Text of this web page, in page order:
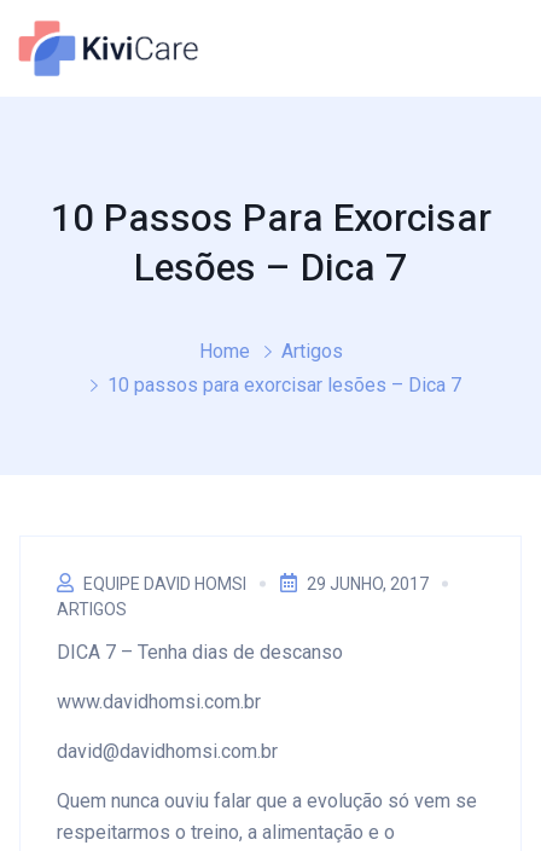
10 Passos Para Exorcisar
Lesões – Dica 7
Home
Artigos
10 passos para exorcisar lesões – Dica 7
EQUIPE DAVID HOMSI
29 JUNHO, 2017
ARTIGOS
DICA 7 – Tenha dias de descanso
www.davidhomsi.com.br
david@davidhomsi.com.br
Quem nunca ouviu falar que a evolução só vem se
respeitarmos o treino, a alimentação e o